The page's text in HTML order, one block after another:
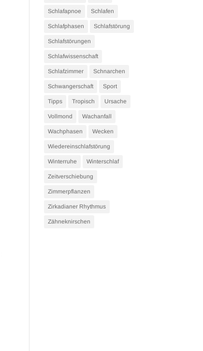
Schlafapnoe Schlafen
Schlafphasen Schlafstörung
Schlafstörungen
Schlafwissenschaft
Schlafzimmer Schnarchen
Schwangerschaft Sport
Tipps Tropisch Ursache
Vollmond Wachanfall
Wachphasen Wecken
Wiedereinschlafstörung
Winterruhe Winterschlaf
Zeitverschiebung
Zimmerpflanzen
Zirkadianer Rhythmus
Zähneknirschen